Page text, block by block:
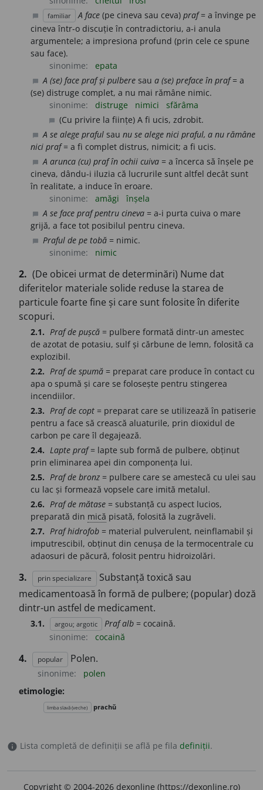
familiar A face (pe cineva sau ceva) praf= a învinge pe
cineva într-o discuție în contradictoriu, a-i anula
argumentele; a impresiona profund (prin cele ce spune
sau face).
sinonime:
epata
A (se) face praf și pulbere saua (se) preface în praf= a
(se) distruge complet, a nu mai rămâne nimic.
sinonime:
distruge nimici sfărâma
(Cu privire la ființe) A fi ucis, zdrobit.
A se alege praful saunu se alege nici praful, a nu rămâne
nici praf= a fi complet distrus, nimicit; a fi ucis.
A arunca (cu) praf în ochii cuiva = a încerca să înșele pe
cineva, dându-i iluzia că lucrurile sunt altfel decât sunt
în realitate, a induce în eroare.
sinonime:
amăgi înșela
A se face praf pentru cineva = a-i purta cuiva o mare
grijă, a face tot posibilul pentru cineva.
Praful de pe tobă = nimic.
sinonime:
nimic
2. (De obicei urmat de determinări) Nume dat
diferitelor materiale solide reduse la starea de
particule foarte fine și care sunt folosite în diferite
scopuri.
2.1. Praf de pușcă = pulbere formată dintr-un amestec
de azotat de potasiu, sulf și cărbune de lemn, folosită ca
explozibil.
2.2. Praf de spumă = preparat care produce în contact cu
apa o spumă și care se folosește pentru stingerea
incendiilor.
2.3. Praf de copt = preparat care se utilizează în patiserie
pentru a face să crească aluaturile, prin dioxidul de
carbon pe care îl degajează.
2.4. Lapte praf= lapte sub formă de pulbere, obținut
prin eliminarea apei din componența lui.
2.5. Praf de bronz = pulbere care se amestecă cu ulei sau
cu lac și formează vopsele care imită metalul.
2.6. Praf de mătase = substanță cu aspect lucios,
preparată din mică pisată, folosită la zugrăveli.
2.7. Praf hidrofob = material pulverulent, neinflamabil și
imputrescibil, obținut din cenușa de la termocentrale cu
adaosuri de păcură, folosit pentru hidroizolări.
3. prin specializare
Substanță toxică sau
medicamentoasă în formă de pulbere; (popular) doză
dintr-un astfel de medicament.
3.1. argou; argotic Praf alb= cocaină.
sinonime:
cocaină
4. popular Polen.
sinonime:
polen
etimologie:
limba slavă (veche) prachŭ
info Lista completă de definiții se află pe fila definiții.
Copyright © 2004-2026 dexonline (https://dexonline.ro)